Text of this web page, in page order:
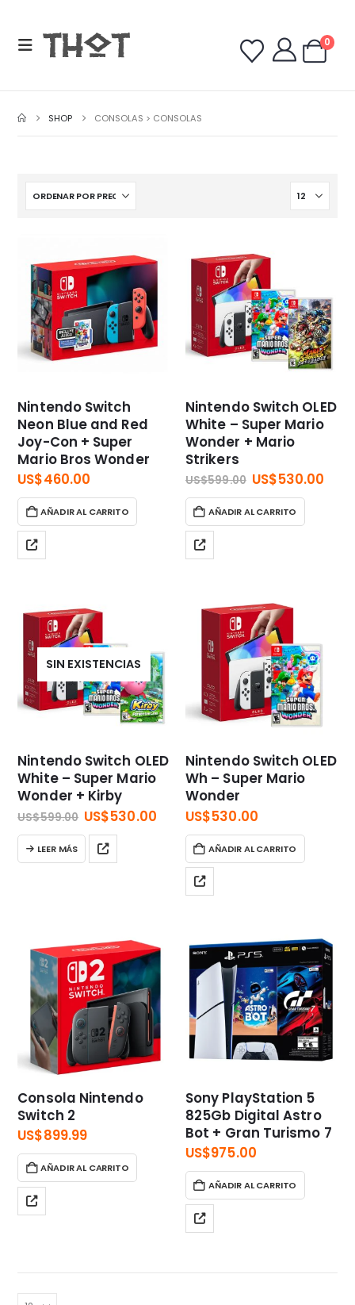
0
SHOP CONSOLAS > CONSOLAS
Nintendo Switch
Neon Blue and Red
Joy-Con + Super
Mario Bros Wonder
US$460.00
AÑADIR AL CARRITO
Nintendo Switch OLED
White – Super Mario
Wonder + Mario
Strikers
US$599.00 El
precio
original
era:
US$599.00.
US$530.00
AÑADIR AL CARRITO
SIN EXISTENCIAS
Nintendo Switch OLED
White – Super Mario
Wonder + Kirby
US$599.00 El
precio
original
era:
US$599.00.
US$530.00El
actual
US$530.00.
LEER MÁS
Nintendo Switch OLED
Wh – Super Mario
Wonder
US$530.00
AÑADIR AL CARRITO
Consola Nintendo
Switch 2
US$899.99
AÑADIR AL CARRITO
Sony PlayStation 5
825Gb Digital Astro
Bot + Gran Turismo 7
US$975.00
AÑADIR AL CARRITO